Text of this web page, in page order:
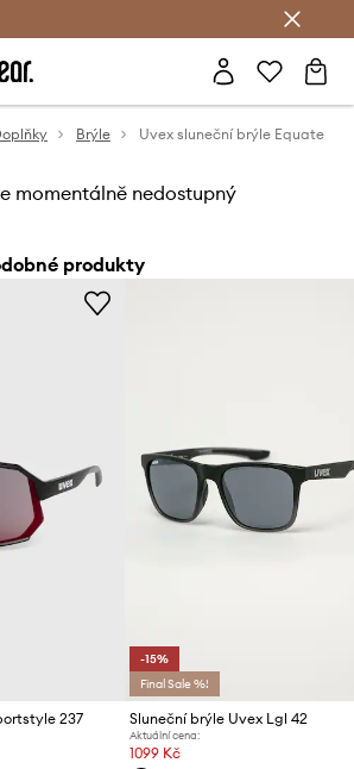
Brýle Uvex sluneční brýle Equate
momentálně nedostupný
produkty
237
-15%
Final Sale %!
Sluneční brýle Uvex Lgl 42
Aktuální cena:
1099 Kč